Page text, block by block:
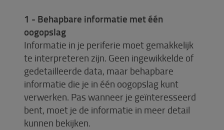
1 - Behapbare informatie met één
oogopslag
Informatie in je periferie moet gemakkelijk
te interpreteren zijn. Geen ingewikkelde of
gedetailleerde data, maar behapbare
informatie die je in één oogopslag kunt
verwerken. Pas wanneer je geïnteresseerd
bent, moet je de informatie in meer detail
kunnen bekijken.